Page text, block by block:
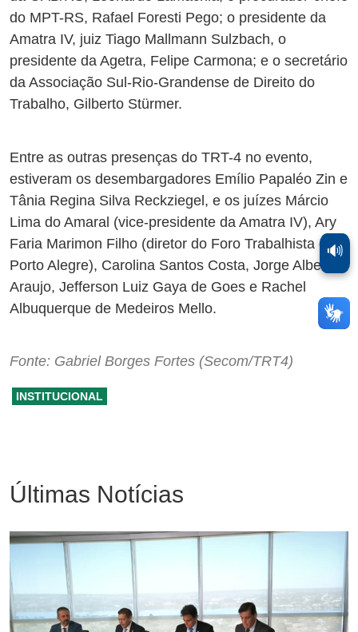
do MPT-RS, Rafael Foresti Pego; o presidente da
Amatra IV, juiz Tiago Mallmann Sulzbach, o
presidente da Agetra, Felipe Carmona; e o secretário
da Associação Sul-Rio-Grandense de Direito do
Trabalho, Gilberto Stürmer.
Entre as outras presenças do TRT-4 no evento,
estiveram os desembargadores Emílio Papaléo Zin e
Tânia Regina Silva Reckziegel, e os juízes Márcio
Lima do Amaral (vice-presidente da Amatra IV), Ary
Faria Marimon Filho (diretor do Foro Trabalhista de
Porto Alegre), Carolina Santos Costa, Jorge Alberto
Araujo, Jefferson Luiz Gaya de Goes e Rachel
Albuquerque de Medeiros Mello.
Fonte: Gabriel Borges Fortes (Secom/TRT4)
INSTITUCIONAL
Últimas Notícias
🔊